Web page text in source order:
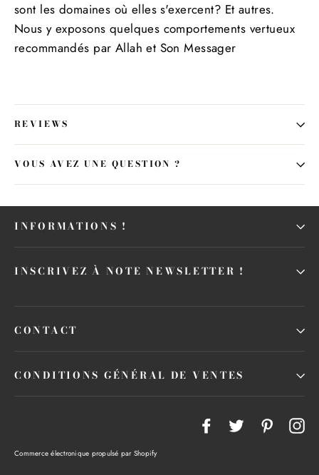
sont les domaines où elles s'exercent? Et autres.
Nous y exposons quelques comportements vertueux
recommandés par Allah et Son Messager
REVIEWS
VOUS AVEZ UNE QUESTION ?
Inscrivez-vous et économisez
avons un code promotionnel de 5 % pour les
INFORMATIONS !
INSCRIVEZ À NOTE NEWSLETTER !
CONTACT
CONDITIONS GÉNÉRAL DE VENTES
Facebook
Twitter
Commerce électronique propulsé par Shopify